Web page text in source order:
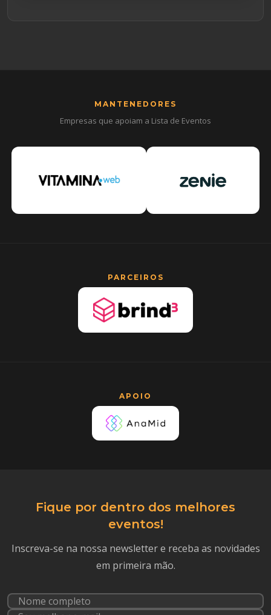
MANTENEDORES
Empresas que apoiam a Lista de Eventos
PARCEIROS
APOIO
Fique por dentro dos melhores
eventos!
Inscreva-se na nossa newsletter e receba as novidades
em primeira mão.